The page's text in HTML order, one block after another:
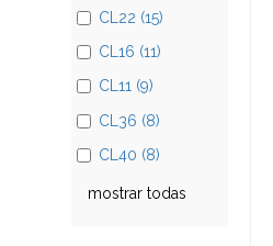
CL22 (15)
CL16 (11)
CL11 (9)
CL36 (8)
CL40 (8)
mostrar todas